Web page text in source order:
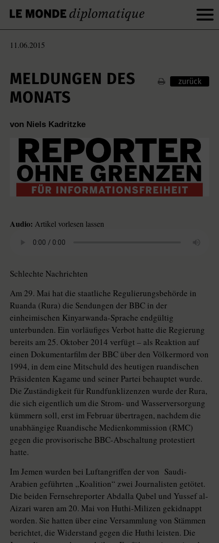
11.06.2015
MELDUNGEN DES
MONATS
zurück
von Niels Kadritzke
Audio: Artikel vorlesen lassen
Schlechte Nachrichten
Am 29. Mai hat die staatliche Regulierungsbehörde in
Ruanda (Rura) die Sendungen der BBC in der
einheimischen Kinyarwanda-Sprache endgültig
unterbunden. Ein vorläufiges Verbot hatte die Regierung
bereits am 25. Oktober 2014 verfügt – als Reaktion auf
einen Dokumentarfilm der BBC über den Völkermord von
1994, in dem eine Mitschuld des heutigen ruandischen
Präsidenten Kagame und seiner Partei behauptet wurde.
Die Zuständigkeit für Rundfunklizenzen wurde der Rura,
die sich eigentlich um die Strom- und Wasserversorgung
kümmern soll, erst im Februar übertragen, nachdem die
unabhängige Ruandische Medienkommission (RMC)
gegen die provisorische BBC-Abschaltung protestiert
hatte.
Im Jemen wurden bei Luftangriffen der von Saudi-
Arabien geführten „Koa­lition“ zwei Journalisten getötet.
Die beiden Fernsehreporter Abdalla Qabel und Yussef al-
Aizari waren am 20. Mai von Huthi-Milizen gekidnappt
worden. Sie hatten über eine Versammlung von Stämmen
berichtet, die Widerstand gegen die Huthi leisten. Die